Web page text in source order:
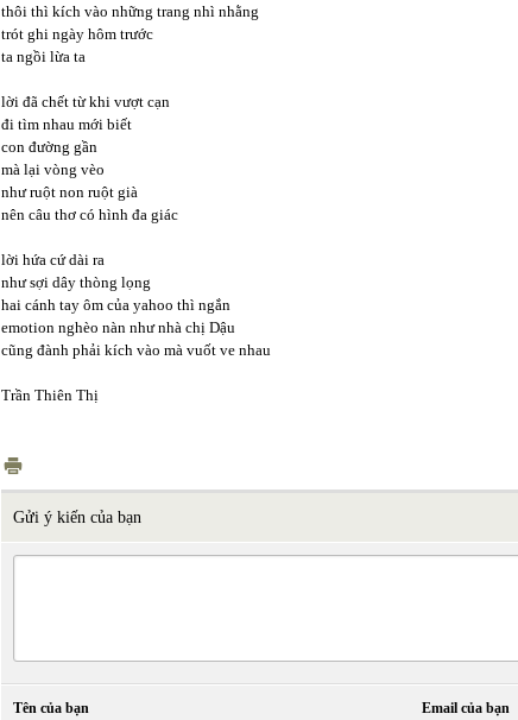
thôi thì kích vào những trang nhì nhằng
trót ghi ngày hôm trước
ta ngồi lừa ta
lời đã chết từ khi vượt cạn
đi tìm nhau mới biết
con đường gần
mà lại vòng vèo
như ruột non ruột già
nên câu thơ có hình đa giác
lời hứa cứ dài ra
như sợi dây thòng lọng
hai cánh tay ôm của yahoo thì ngắn
emotion nghèo nàn như nhà chị Dậu
cũng đành phải kích vào mà vuốt ve nhau
Trần Thiên Thị
Gửi ý kiến của bạn
Tên của bạn Email của bạn